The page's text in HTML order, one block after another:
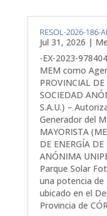
RESOL-2026-186-
Jul 31, 2026 |
-EX-2023-
MEM como
PROVINCIAL
SOCIEDAD
S.A.U.) –
Generador del
MAYORISTA
DE ENERGÍA
ANÓNIMA
Parque Solar
una potencia de
ubicado en el
Provincia de